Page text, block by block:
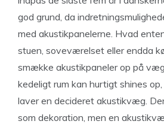
god grund, da
med akustikpanelerne. Hvad
stuen, soveværelset eller endda
smække akustikpaneler op på
kedeligt rum kan hurtigt shines
laver en decideret akustikvæg.
som dekoration, men en